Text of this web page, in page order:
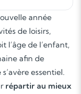
année
de loisirs,
l’âge de l’enfant,
afin de
s’avère essentiel.
répartir au mieux